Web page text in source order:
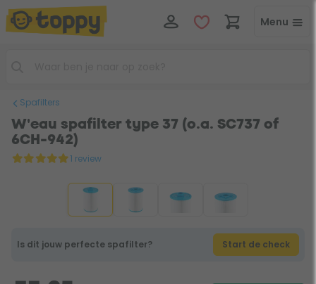
Menu
Spafilters
W'eau spafilter type 37 (o.a. SC737 of
6CH-942)
1 review
Is dit jouw perfecte spafilter? Start de check